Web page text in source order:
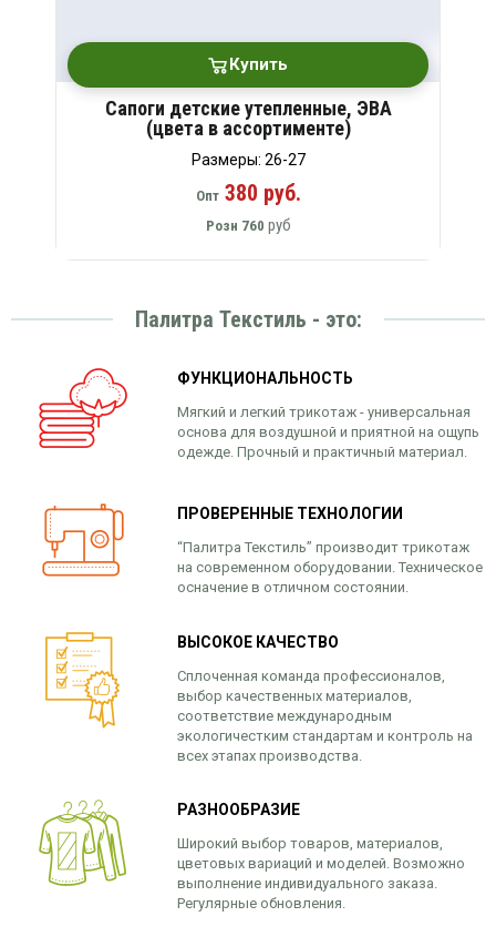
Купить
Сапоги детские утепленные, ЭВА
(цвета в ассортименте)
Размеры: 26-27
Опт380 руб.
Розн 760 руб
Палитра Текстиль - это:
ФУНКЦИОНАЛЬНОСТЬ
Мягкий и легкий трикотаж - универсальная
основа для воздушной и приятной на ощупь
одежде. Прочный и практичный материал.
ПРОВЕРЕННЫЕ ТЕХНОЛОГИИ
“Палитра Текстиль” производит трикотаж
на современном оборудовании. Техническое
осначение в отличном состоянии.
ВЫСОКОЕ КАЧЕСТВО
Сплоченная команда профессионалов,
выбор качественных материалов,
соответствие международным
экологичестким стандартам и контроль на
всех этапах производства.
РАЗНООБРАЗИЕ
Широкий выбор товаров, материалов,
цветовых вариаций и моделей. Возможно
выполнение индивидуального заказа.
Регулярные обновления.